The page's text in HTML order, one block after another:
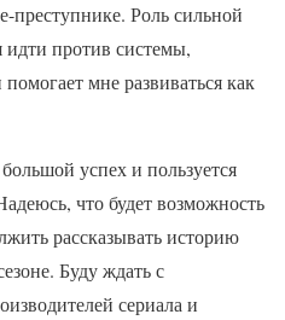
преступнике. Роль сильной
против системы,
мне развиваться как
успех и пользуется
что будет возможность
рассказывать историю
Буду ждать с
сериала и